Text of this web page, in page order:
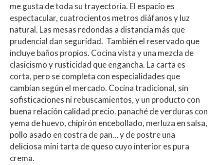
me gusta de toda su trayectoria. El espacio es
espectacular, cuatrocientos metros diáfanos y luz
natural. Las mesas redondas a distancia más que
prudencial dan seguridad. También el reservado que
incluye baños propios. Cocina vista y una mezcla de
clasicismo y rusticidad que engancha. La carta es
corta, pero se completa con especialidades que
cambian según el mercado. Cocina tradicional, sin
sofisticaciones ni rebuscamientos, y un producto con
buena relación calidad precio. panaché de verduras con
yema de huevo, chipirón encebollado, merluza en salsa,
pollo asado en costra de pan… y de postre una
deliciosa mini tarta de queso cuyo interior es pura
crema.